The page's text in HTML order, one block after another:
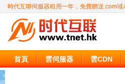
時代互聯伺服器租用一年，免費贈送.com域
首頁 雲伺服器 雲CDN